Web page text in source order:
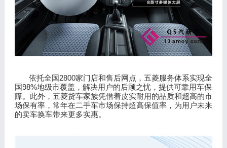
依托全国 2800家门店和售后网点，五菱服务体系实现全
国98%地级市覆盖，解决用户的后顾之忧，提供可靠用车保
障。此外，五菱货车家族凭借着皮实耐用的品质和超高的市
场保有率，常年在二手车市场保持超高保值率，为用户未来
的卖车换车带来更多实惠。